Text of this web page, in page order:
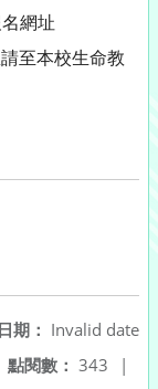
網址
至本校生命教
期： Invalid date
點閱數： 343 |